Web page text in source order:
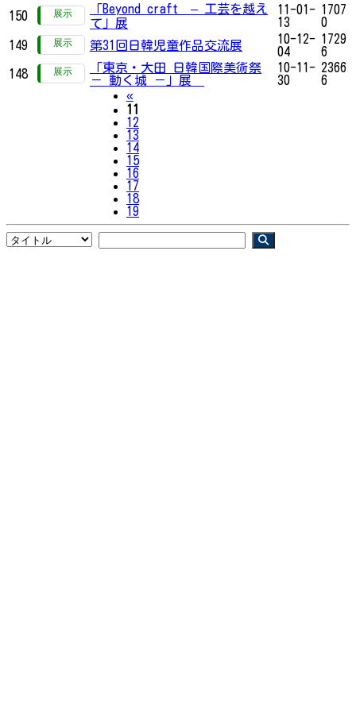
150
「Beyond craft – 工芸を越え
て」展
11-01-
13
1707
0
149
第31回日韓児童作品交流展
10-12-
04
1729
6
148
「東京・大田 日韓国際美術祭
－ 動く城 －」展
10-11-
30
2366
6
«Previous
11
12
13
14
15
16
17
18
19